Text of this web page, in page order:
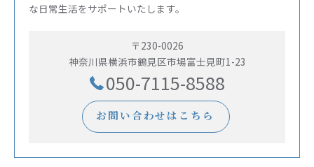
な日常生活をサポートいたします。
〒230-0026
神奈川県横浜市鶴見区市場富士見町1-23
050-7115-8588
お問い合わせはこちら